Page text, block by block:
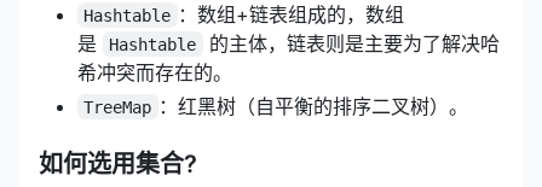
Hashtable ：数组+链表组成的，数组
是
Hashtable
的主体，链表则是主要为了解决哈
希冲突而存在的。
TreeMap ：红黑树（自平衡的排序二叉树）。
如何选用集合?